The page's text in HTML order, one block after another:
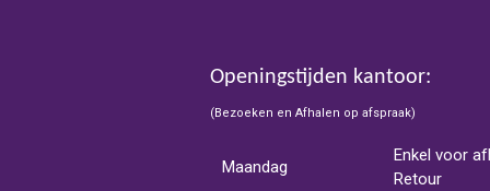
Openingstijden kantoor:
(Bezoeken en Afhalen op afspraak)
Maandag
Enkel voor
Retour